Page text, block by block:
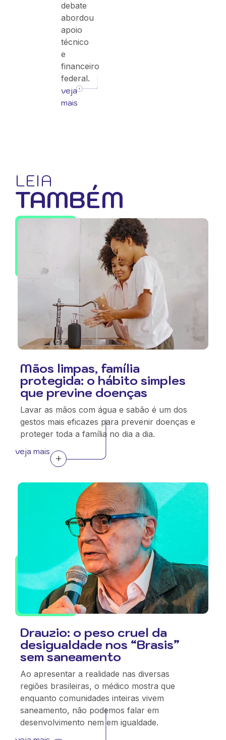
debate
abordou
apoio
técnico
e
financeiro
federal.
veja
mais
LEIA
TAMBÉM
Mãos limpas, família
protegida: o hábito simples
que previne doenças
Lavar as mãos com água e sabão é um dos
gestos mais eficazes para prevenir doenças e
proteger toda a família no dia a dia.
veja mais
Drauzio: o peso cruel da
desigualdade nos “Brasis”
sem saneamento
Ao apresentar a realidade nas diversas
regiões brasileiras, o médico mostra que
enquanto comunidades inteiras vivem
saneamento, não podemos falar em
desenvolvimento nem em igualdade.